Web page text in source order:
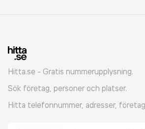
Hitta.se - Gratis nummerupplysning.
Sök företag, personer och platser.
Hitta telefonnummer, adresser,